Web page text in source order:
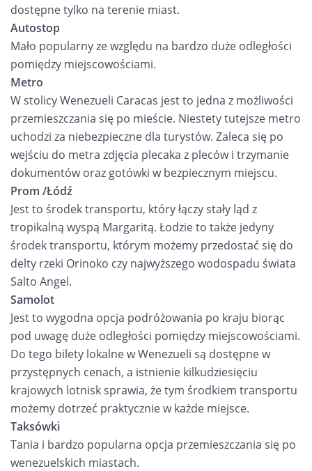
dostępne tylko na terenie miast.
Autostop
Mało popularny ze względu na bardzo duże odległości
pomiędzy miejscowościami.
Metro
W stolicy Wenezueli Caracas jest to jedna z możliwości
przemieszczania się po mieście. Niestety tutejsze metro
uchodzi za niebezpieczne dla turystów. Zaleca się po
wejściu do metra zdjęcia plecaka z pleców i trzymanie
dokumentów oraz gotówki w bezpiecznym miejscu.
Prom /Łódź
Jest to środek transportu, który łączy stały ląd z
tropikalną wyspą Margaritą. Łodzie to także jedyny
środek transportu, którym możemy przedostać się do
delty rzeki Orinoko czy najwyższego wodospadu świata
Salto Angel.
Samolot
Jest to wygodna opcja podróżowania po kraju biorąc
pod uwagę duże odległości pomiędzy miejscowościami.
Do tego bilety lokalne w Wenezueli są dostępne w
przystępnych cenach, a istnienie kilkudziesięciu
krajowych lotnisk sprawia, że tym środkiem transportu
możemy dotrzeć praktycznie w każde miejsce.
Taksówki
Tania i bardzo popularna opcja przemieszczania się po
wenezuelskich miastach.